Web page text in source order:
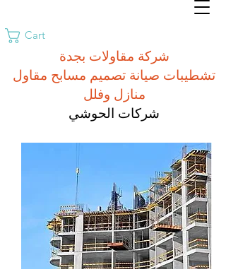
Cart
شركة مقاولات بجدة
تشطيبات صيانة تصميم مسابح مقاول
منازل وفلل
شركات الحوشي